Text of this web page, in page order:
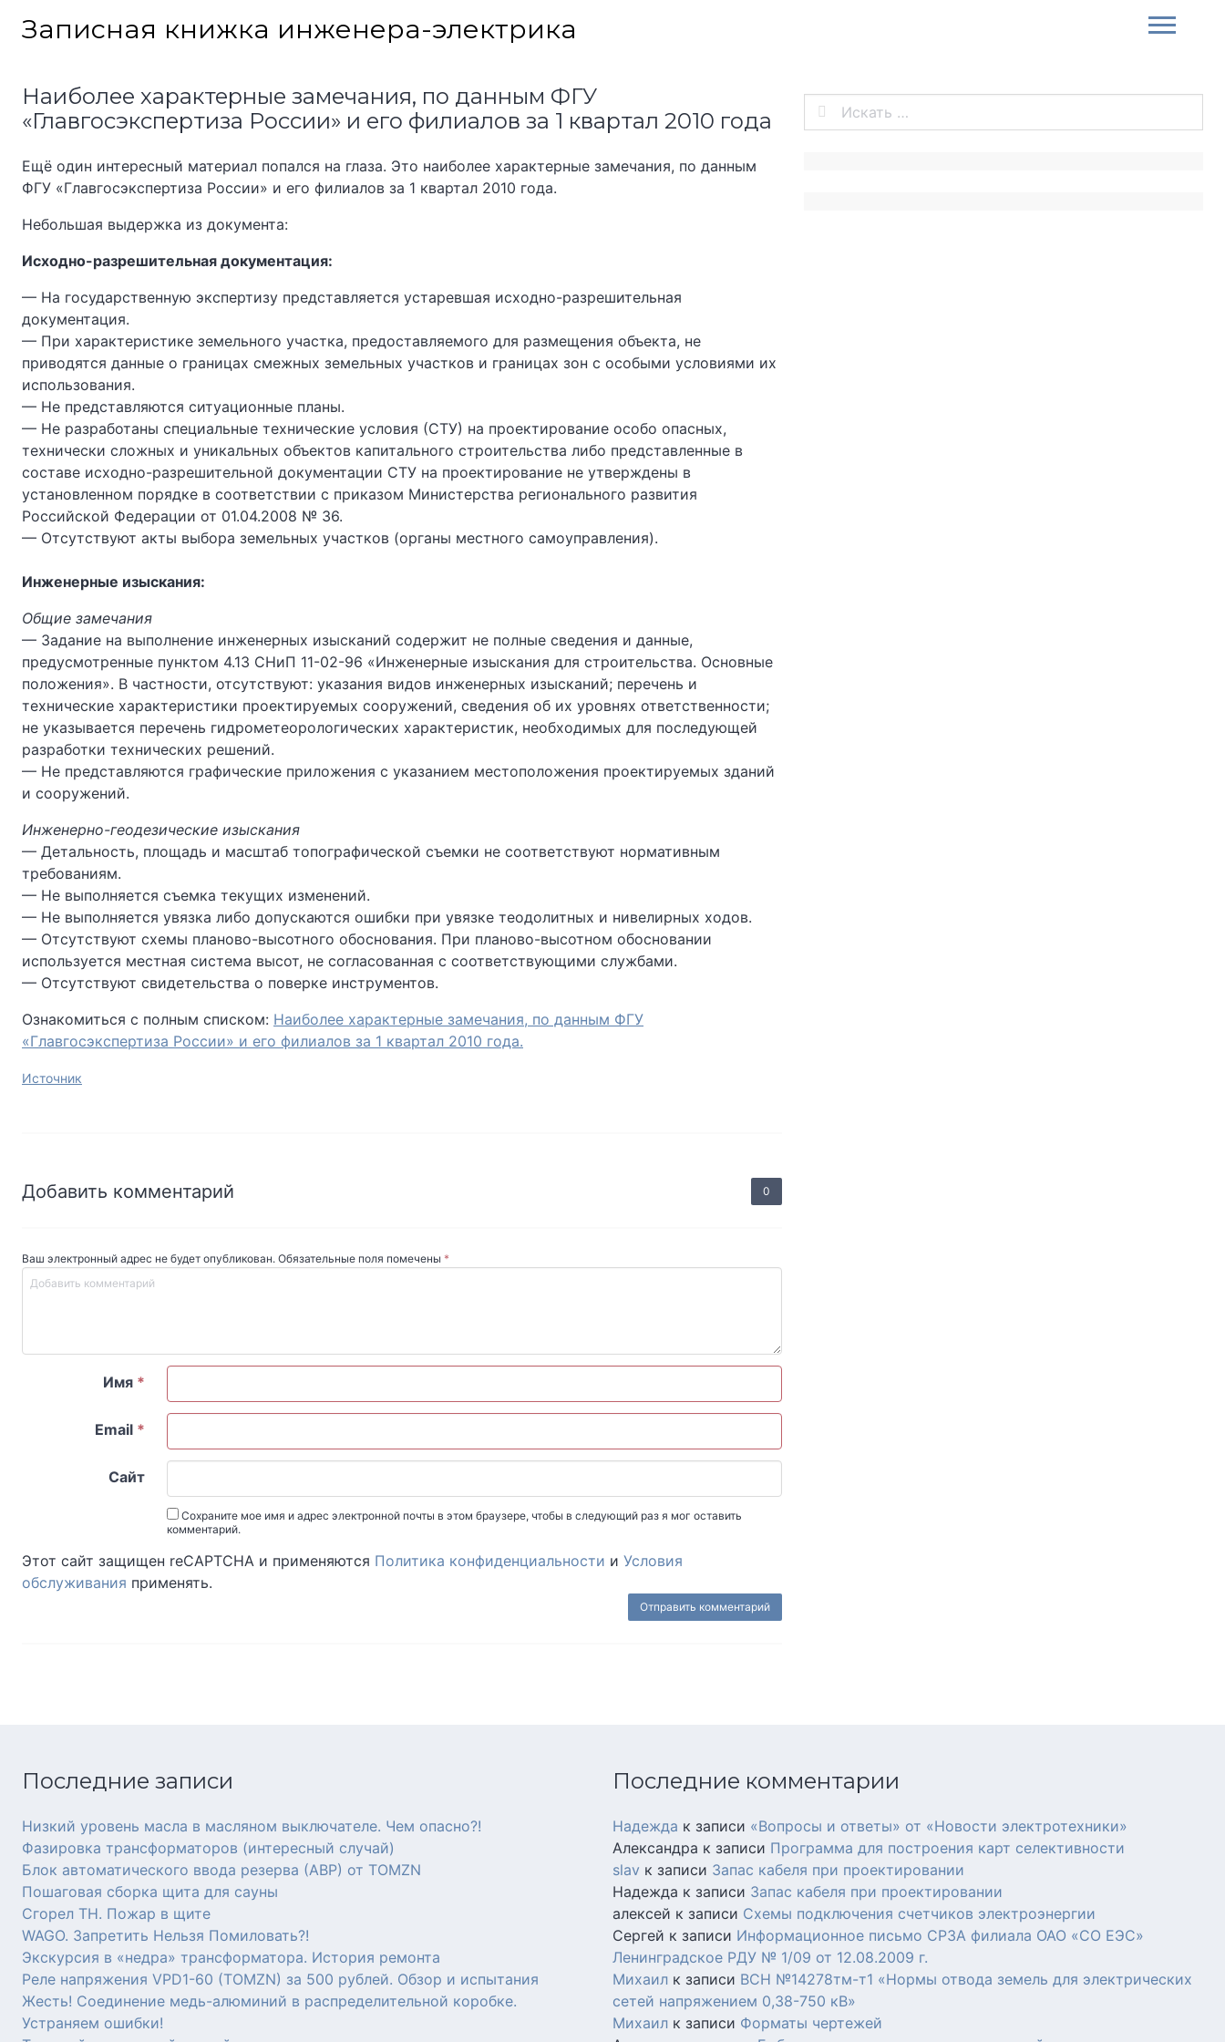
Записная книжка инженера-электрика
Наиболее характерные замечания, по данным ФГУ
«Главгосэкспертиза России» и его филиалов за 1 квартал 2010 года
Ещё один интересный материал попался на глаза. Это наиболее характерные замечания, по данным
ФГУ «Главгосэкспертиза России» и его филиалов за 1 квартал 2010 года.
Небольшая выдержка из документа:
Исходно-разрешительная документация:
— На государственную экспертизу представляется устаревшая исходно-разрешительная
документация.
— При характеристике земельного участка, предоставляемого для размещения объекта, не
приводятся данные о границах смежных земельных участков и границах зон с особыми условиями их
использования.
— Не представляются ситуационные планы.
— Не разработаны специальные технические условия (СТУ) на проектирование особо опасных,
технически сложных и уникальных объектов капитального строительства либо представленные в
составе исходно-разрешительной документации СТУ на проектирование не утверждены в
установленном порядке в соответствии с приказом Министерства регионального развития
Российской Федерации от 01.04.2008 № 36.
— Отсутствуют акты выбора земельных участков (органы местного самоуправления).
Инженерные изыскания:
Общие замечания
— Задание на выполнение инженерных изысканий содержит не полные сведения и данные,
предусмотренные пунктом 4.13 СНиП 11-02-96 «Инженерные изыскания для строительства. Основные
положения». В частности, отсутствуют: указания видов инженерных изысканий; перечень и
технические характеристики проектируемых сооружений, сведения об их уровнях ответственности;
не указывается перечень гидрометеорологических характеристик, необходимых для последующей
разработки технических решений.
— Не представляются графические приложения с указанием местоположения проектируемых зданий
и сооружений.
Инженерно-геодезические изыскания
— Детальность, площадь и масштаб топографической съемки не соответствуют нормативным
требованиям.
— Не выполняется съемка текущих изменений.
— Не выполняется увязка либо допускаются ошибки при увязке теодолитных и нивелирных ходов.
— Отсутствуют схемы планово-высотного обоснования. При планово-высотном обосновании
используется местная система высот, не согласованная с соответствующими службами.
— Отсутствуют свидетельства о поверке инструментов.
Ознакомиться с полным списком: Наиболее характерные замечания, по данным ФГУ
«Главгосэкспертиза России» и его филиалов за 1 квартал 2010 года.
Источник
Добавить комментарий 0
Ваш электронный адрес не будет опубликован. Обязательные поля помечены *
Имя *
Email *
Сайт
Сохраните мое имя и адрес электронной почты в этом браузере, чтобы в следующий раз я мог оставить
комментарий.
Этот сайт защищен reCAPTCHA и применяются Политика конфиденциальности и Условия
обслуживания применять.
Последние записи
Низкий уровень масла в масляном выключателе. Чем опасно?!
Фазировка трансформаторов (интересный случай)
Блок автоматического ввода резерва (АВР) от TOMZN
Пошаговая сборка щита для сауны
Сгорел ТН. Пожар в щите
WAGO. Запретить Нельзя Помиловать?!
Экскурсия в «недра» трансформатора. История ремонта
Реле напряжения VPD1-60 (TOMZN) за 500 рублей. Обзор и испытания
Жесть! Соединение медь-алюминий в распределительной коробке.
Устраняем ошибки!
Последние комментарии
Надежда к записи «Вопросы и ответы» от «Новости электротехники»
Александра к записи Программа для построения карт селективности
slav к записи Запас кабеля при проектировании
Надежда к записи Запас кабеля при проектировании
алексей к записи Схемы подключения счетчиков электроэнергии
Сергей к записи Информационное письмо СРЗА филиала ОАО «СО ЕЭС»
Ленинградское РДУ № 1/09 от 12.08.2009 г.
Михаил к записи ВСН №14278тм-т1 «Нормы отвода земель для электрических
сетей напряжением 0,38-750 кВ»
Михаил к записи Форматы чертежей